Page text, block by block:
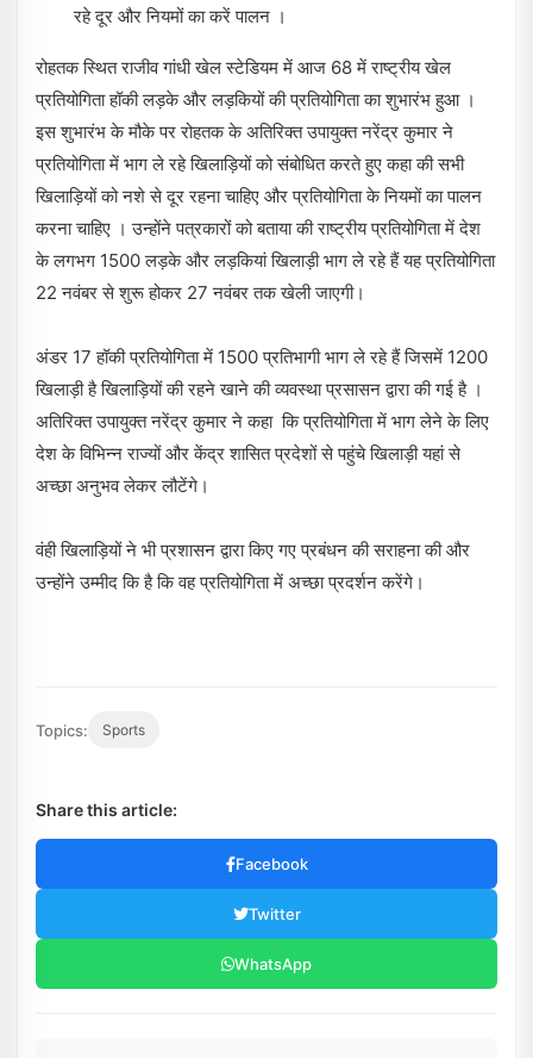
रहे दूर और नियमों का करें पालन ।
रोहतक स्थित राजीव गांधी खेल स्टेडियम में आज 68 में राष्ट्रीय खेल
प्रतियोगिता हॉकी लड़के और लड़कियों की प्रतियोगिता का शुभारंभ हुआ ।
इस शुभारंभ के मौके पर रोहतक के अतिरिक्त उपायुक्त नरेंद्र कुमार ने
प्रतियोगिता में भाग ले रहे खिलाड़ियों को संबोधित करते हुए कहा की सभी
खिलाड़ियों को नशे से दूर रहना चाहिए और प्रतियोगिता के नियमों का पालन
करना चाहिए । उन्होंने पत्रकारों को बताया की राष्ट्रीय प्रतियोगिता में देश
के लगभग 1500 लड़के और लड़कियां खिलाड़ी भाग ले रहे हैं यह प्रतियोगिता
22 नवंबर से शुरू होकर 27 नवंबर तक खेली जाएगी।
अंडर 17 हॉकी प्रतियोगिता में 1500 प्रतिभागी भाग ले रहे हैं जिसमें 1200
खिलाड़ी है खिलाड़ियों की रहने खाने की व्यवस्था प्रसासन द्वारा की गई है ।
अतिरिक्त उपायुक्त नरेंद्र कुमार ने कहा कि प्रतियोगिता में भाग लेने के लिए
देश के विभिन्न राज्यों और केंद्र शासित प्रदेशों से पहुंचे खिलाड़ी यहां से
अच्छा अनुभव लेकर लौटेंगे।
वंही खिलाड़ियों ने भी प्रशासन द्वारा किए गए प्रबंधन की सराहना की और
उन्होंने उम्मीद कि है कि वह प्रतियोगिता में अच्छा प्रदर्शन करेंगे।
Topics: Sports
Share this article:
Facebook
Twitter
WhatsApp